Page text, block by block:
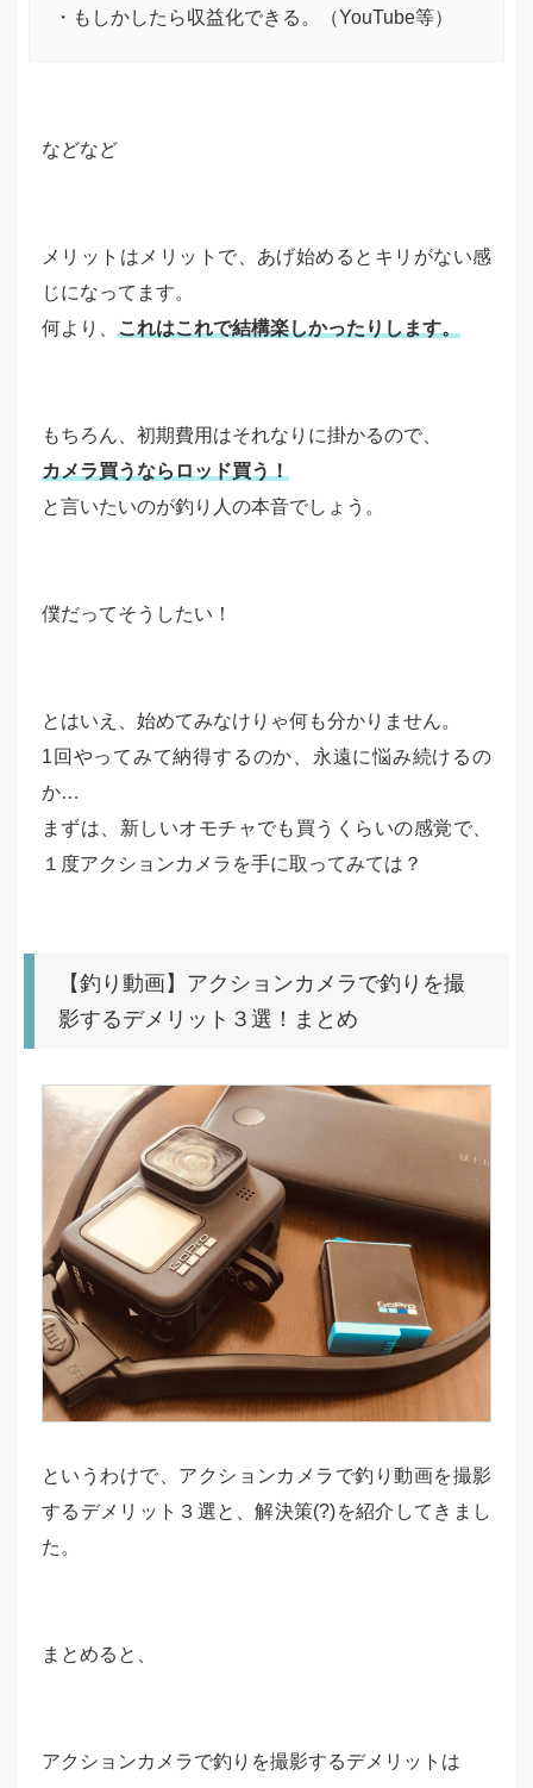
・もしかしたら収益化できる。（YouTube等）
などなど
メリットはメリットで、あげ始めるとキリがない感
じになってます。
何より、
これはこれで結構楽しかったりします。
もちろん、初期費用はそれなりに掛かるので、
カメラ買うならロッド買う！
と言いたいのが釣り人の本音でしょう。
僕だってそうしたい！
とはいえ、始めてみなけりゃ何も分かりません。
1回やってみて納得するのか、永遠に悩み続けるの
か…
まずは、新しいオモチャでも買うくらいの感覚で、
１度アクションカメラを手に取ってみては？
【釣り動画】アクションカメラで釣りを撮
影するデメリット３選！まとめ
というわけで、アクションカメラで釣り動画を撮影
するデメリット３選と、解決策(?)を紹介してきまし
た。
まとめると、
アクションカメラで釣りを撮影するデメリットは